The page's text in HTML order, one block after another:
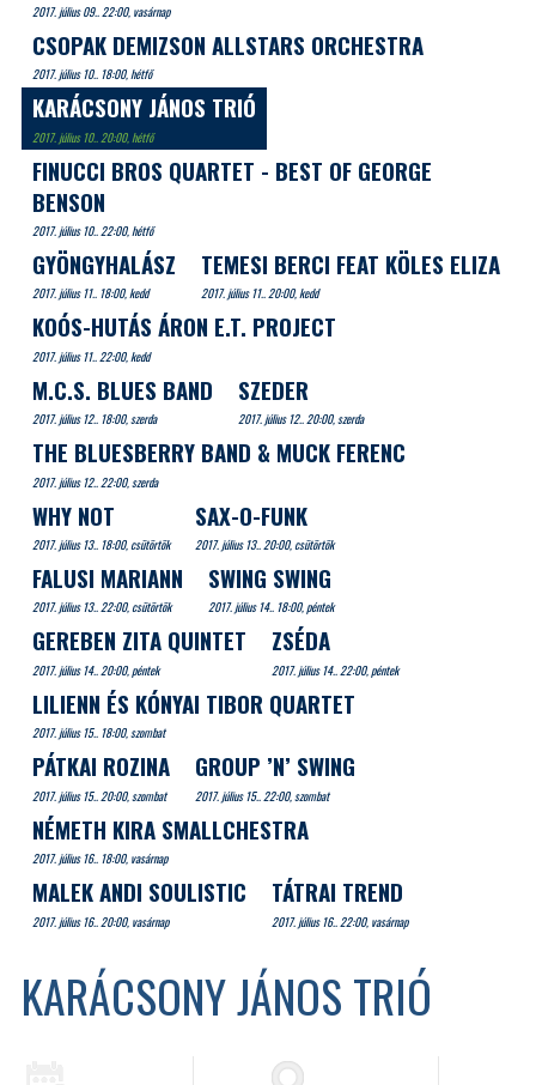
KARÁCSONY JÁNOS TRIÓ
2017. július 09.. 22:00, vasárnap
CSOPAK DEMIZSON ALLSTARS ORCHESTRA
2017. július 10.. 18:00, hétfő
KARÁCSONY JÁNOS TRIÓ
2017. július 10.. 20:00, hétfő
FINUCCI BROS QUARTET - BEST OF GEORGE
BENSON
2017. július 10.. 22:00, hétfő
GYÖNGYHALÁSZ
2017. július 11.. 18:00, kedd
TEMESI BERCI FEAT KÖLES ELIZA
2017. július 11.. 20:00, kedd
KOÓS-HUTÁS ÁRON E.T. PROJECT
2017. július 11.. 22:00, kedd
M.C.S. BLUES BAND
2017. július 12.. 18:00, szerda
SZEDER
2017. július 12.. 20:00, szerda
THE BLUESBERRY BAND & MUCK FERENC
2017. július 12.. 22:00, szerda
WHY NOT
2017. július 13.. 18:00, csütörtök
SAX-O-FUNK
2017. július 13.. 20:00, csütörtök
FALUSI MARIANN
2017. július 13.. 22:00, csütörtök
SWING SWING
2017. július 14.. 18:00, péntek
GEREBEN ZITA QUINTET
2017. július 14.. 20:00, péntek
ZSÉDA
2017. július 14.. 22:00, péntek
LILIENN ÉS KÓNYAI TIBOR QUARTET
2017. július 15.. 18:00, szombat
PÁTKAI ROZINA
2017. július 15.. 20:00, szombat
GROUP ’N’ SWING
2017. július 15.. 22:00, szombat
NÉMETH KIRA SMALLCHESTRA
2017. július 16.. 18:00, vasárnap
MALEK ANDI SOULISTIC
2017. július 16.. 20:00, vasárnap
TÁTRAI TREND
2017. július 16.. 22:00, vasárnap